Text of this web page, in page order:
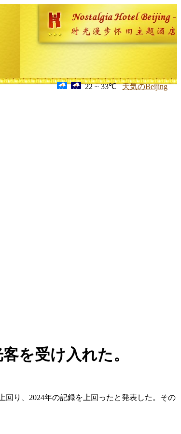
22 ~ 33℃ 天気のBeijing
を受け入れた。
回り、2024年の記録を上回ったと発表した。その